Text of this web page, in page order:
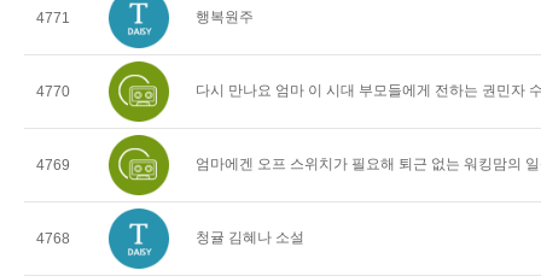
4771 행복원주
4770 다시 만나요 엄마 이 시대 부모들에게 전하는 권민자
4769 엄마에겐 오프 스위치가 필요해 퇴근 없는 워킹맘의
4768 청귤 김혜나 소설